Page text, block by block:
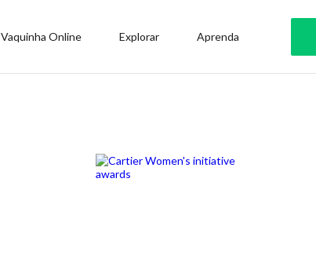
Vaquinha Online Explorar Aprenda